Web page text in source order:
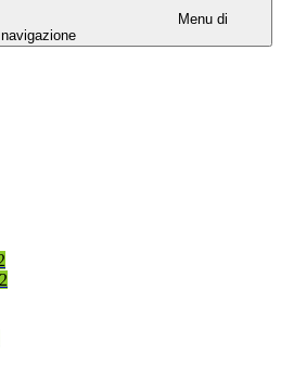
Menu di
navigazione
2